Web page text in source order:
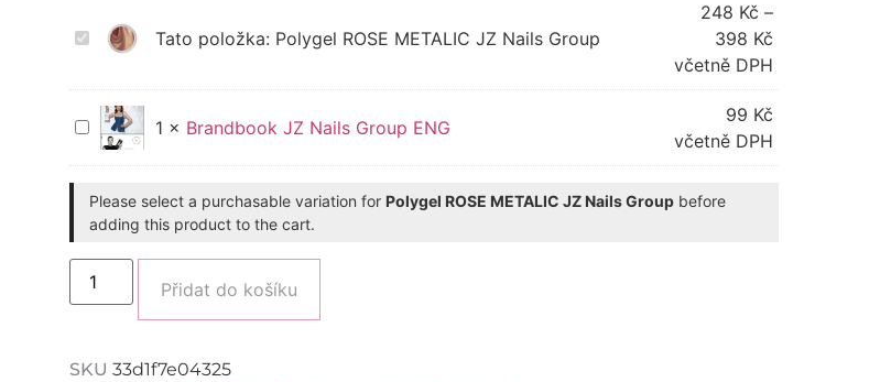
Polygel
ROSE
JZ
Nails
Group
Tato položka: Polygel ROSE METALIC JZ Nails Group
248 Kč –
398 Kč
včetně DPH
Brandbook
JZ
ENG
1 × Brandbook JZ Nails Group ENG
99 Kč
včetně DPH
Please select a purchasable variation for Polygel ROSE METALIC JZ Nails Group before
adding this product to the cart.
Přidat do košíku
SKU 33d1f7e04325